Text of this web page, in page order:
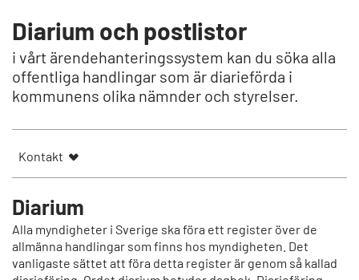
Diarium och postlistor
i vårt ärendehanteringssystem kan du söka alla
offentliga handlingar som är diarieförda i
kommunens olika nämnder och styrelser.
Kontakt
Diarium
Alla myndigheter i Sverige ska föra ett register över de
allmänna handlingar som finns hos myndigheten. Det
vanligaste sättet att föra detta register är genom så kallad